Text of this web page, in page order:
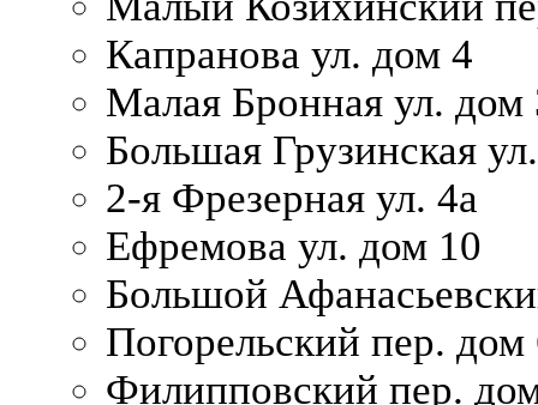
Капранова ул. дом 4
Малая Бронная ул. дом
Большая Грузинская
2-я Фрезерная ул. 4а
Ефремова ул. дом 10
Большой
Погорельский пер. дом
Филипповский пер.